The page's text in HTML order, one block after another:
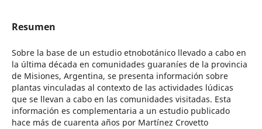
Resumen
Sobre la base de un estudio etnobotánico llevado a cabo en
la última década en comunidades guaraníes de la provincia
de Misiones, Argentina, se presenta información sobre
plantas vinculadas al contexto de las actividades lúdicas
que se llevan a cabo en las comunidades visitadas. Esta
información es complementaria a un estudio publicado
hace más de cuarenta años por Martínez Crovetto